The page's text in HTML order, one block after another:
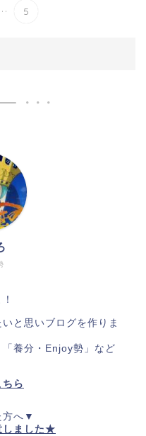
5
と思いブログを作りま
養分・Enjoy勢」など
ら
方へ▼
しました★